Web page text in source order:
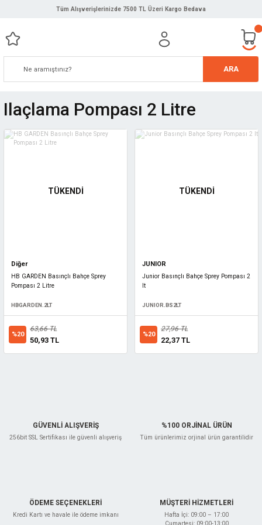
Tüm Alışverişlerinizde 7500 TL Üzeri Kargo Bedava
ARA
Ilaçlama Pompası 2 Litre
TÜKENDİ
Diğer
HB GARDEN Basınçlı Bahçe Sprey
Pompası 2 Litre
HBGARDEN.2LT
%20
63,66 TL
50,93 TL
TÜKENDİ
JUNIOR
Junior Basınçlı Bahçe Sprey Pompası 2
lt
JUNIOR.BS2LT
%20
27,96 TL
22,37 TL
GÜVENLİ ALIŞVERİŞ
256bit SSL Sertifikası ile güvenli alışveriş
%100 ORJİNAL ÜRÜN
Tüm ürünlerimiz orjinal ürün garantilidir
ÖDEME SEÇENEKLERİ
Kredi Kartı ve havale ile ödeme imkanı
MÜŞTERİ HİZMETLERİ
Hafta İçi: 09:00 – 17:00
Cumartesi: 09:00-13:00